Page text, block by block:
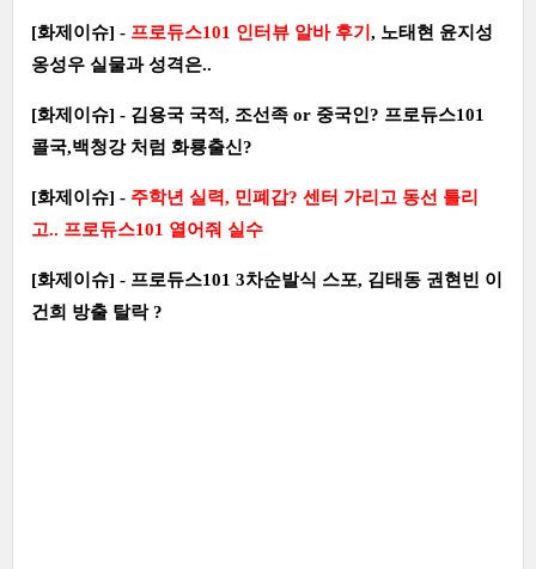
[화제이슈] - 프로듀스101 인터뷰 알바 후기 , 노태현 윤지성
옹성우 실물과 성격은..
[화제이슈] - 김용국 국적, 조선족 or 중국인? 프로듀스101
콜국,백청강 처럼 화룡출신?
[화제이슈] - 주학년 실력, 민폐갑? 센터 가리고 동선 틀리
고.. 프로듀스101 열어줘 실수
[화제이슈] - 프로듀스101 3차순발식 스포, 김태동 권현빈 이
건희 방출 탈락 ?